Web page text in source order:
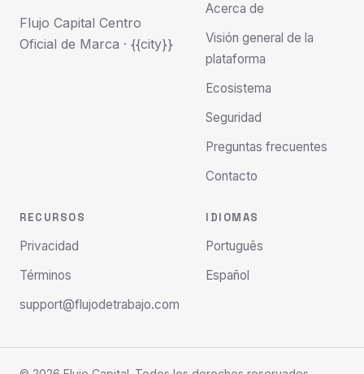
Flujo Capital Centro
Oficial de Marca · {{city}}
Acerca de
Visión general de la
plataforma
Ecosistema
Seguridad
Preguntas frecuentes
Contacto
RECURSOS
Privacidad
Términos
support@flujodetrabajo.com
IDIOMAS
Português
Español